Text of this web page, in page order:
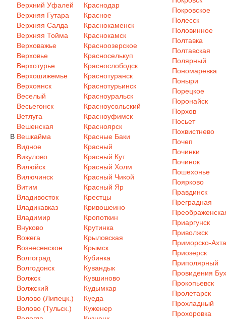
В
Верхний Уфалей
Верхняя Гутара
Верхняя Салда
Верхняя Тойма
Верховажье
Верховье
Верхотурье
Верхошижемье
Верхоянск
Веселый
Весьегонск
Ветлуга
Вешенская
Вешкайма
Видное
Викулово
Вилюйск
Вилючинск
Витим
Владивосток
Владикавказ
Владимир
Внуково
Вожега
Вознесенское
Волгоград
Волгодонск
Волжск
Волжский
Волово (Липецк.)
Волово (Тульск.)
Краснодар
Красное
Краснокаменск
Краснокамск
Красноозерское
Красноселькуп
Краснослободск
Краснотуранск
Краснотурьинск
Красноуральск
Красноусольский
Красноуфимск
Красноярск
Красные Баки
Красный
Красный Кут
Красный Холм
Красный Чикой
Красный Яр
Крестцы
Кривошеино
Кропоткин
Крутинка
Крыловская
Крымск
Кубинка
Кувандык
Кувшиново
Кудымкар
Куеда
Куженер
Покровское
Полесск
Половинное
Полтавка
Полтавская
Полярный
Пономаревка
Поныри
Порецкое
Поронайск
Порхов
Посьет
Похвистнево
Почеп
Починки
Починок
Пошехонье
Поярково
Правдинск
Преградная
Приаргунск
Приволжск
Приморско-
Приозерск
Приполярный
Провидения
Прокопьевск
Пролетарск
Прохладный
Прохоровка